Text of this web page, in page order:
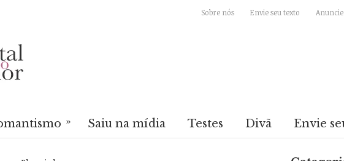
Sobre nós Envie seu texto
» Saiu na mídia Testes Divã Envie